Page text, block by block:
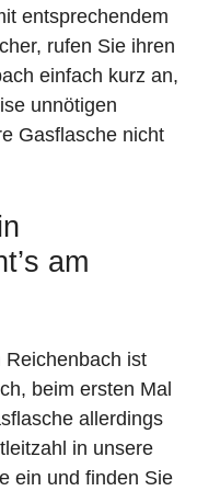
entsprechendem
rufen Sie ihren
einfach kurz an,
unnötigen
Gasflasche nicht
am
Reichenbach ist
beim ersten Mal
allerdings
in unsere
ein und finden Sie